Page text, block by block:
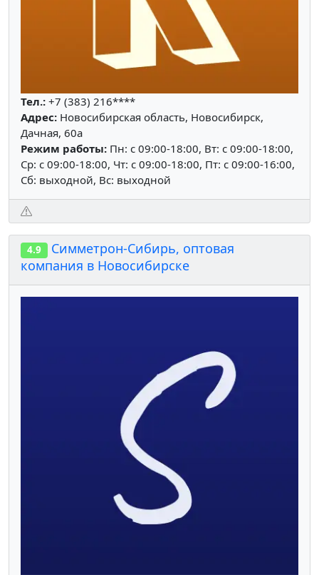
Тел.: +7 (383) 216****
Адрес: Новосибирская область, Новосибирск,
Дачная, 60а
Режим работы: Пн: c 09:00-18:00, Вт: c 09:00-18:00,
Ср: c 09:00-18:00, Чт: c 09:00-18:00, Пт: c 09:00-16:00,
Сб: выходной, Вс: выходной
4.9
Симметрон-Сибирь, оптовая
компания в Новосибирске